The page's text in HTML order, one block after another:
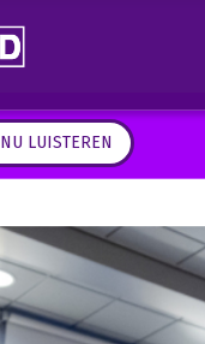
NU LUISTEREN